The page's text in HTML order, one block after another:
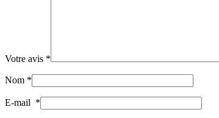
Votre avis *
Nom *
E-mail *